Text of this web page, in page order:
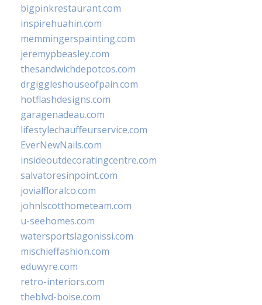
bigpinkrestaurant.com
inspirehuahin.com
memmingerspainting.com
jeremypbeasley.com
thesandwichdepotcos.com
drgiggleshouseofpain.com
hotflashdesigns.com
garagenadeau.com
lifestylechauffeurservice.com
EverNewNails.com
insideoutdecoratingcentre.com
salvatoresinpoint.com
jovialfloralco.com
johnlscotthometeam.com
u-seehomes.com
watersportslagonissi.com
mischieffashion.com
eduwyre.com
retro-interiors.com
theblvd-boise.com